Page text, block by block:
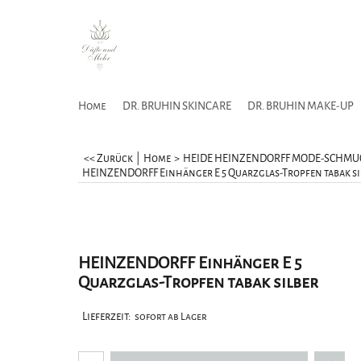
Home DR. BRUHIN SKINCARE DR. BRUHIN MAKE-UP
<< Zurück Home > HEIDE HEINZENDORFF MODE-
HEINZENDORFF Einhänger E 5 Quarzglas-Tropfen tabak
HEINZENDORFF Einhänger E 5
Quarzglas-Tropfen tabak silber
Lieferzeit: sofort ab Lager